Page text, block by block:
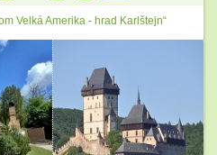
Velká Amerika - hrad Karlštejn“